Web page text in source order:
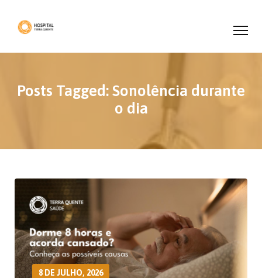
Posts Tagged: Sonolência durante
o dia
8 DE JULHO, 2026